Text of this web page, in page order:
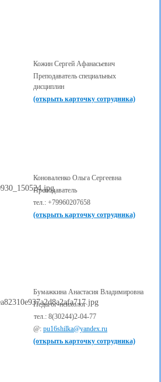
Кожин Сергей Афанасьевич
Преподаватель специальных
дисциплин
(открыть карточку сотрудника)
Коноваленко Ольга Сергеевна
Преподаватель
тел.: +79960207658
(открыть карточку сотрудника)
Бумажкина Анастасия Владимировна
Педагог-психолог
тел.: 8(30244)2-04-77
@: pu16shilka@yandex.ru
(открыть карточку сотрудника)